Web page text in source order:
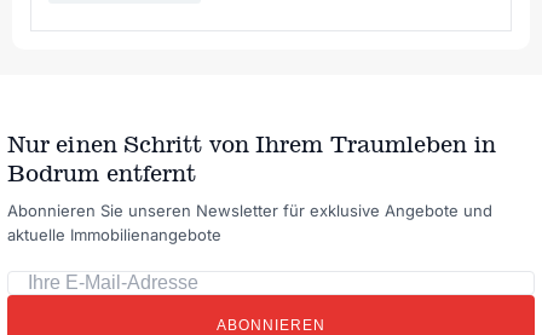
Nur einen Schritt von Ihrem Traumleben in
Bodrum entfernt
Abonnieren Sie unseren Newsletter für exklusive Angebote und
aktuelle Immobilienangebote
Ihre
E-
ABONNIEREN